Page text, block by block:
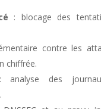
: blocage des
contre les
chiffrée.
des